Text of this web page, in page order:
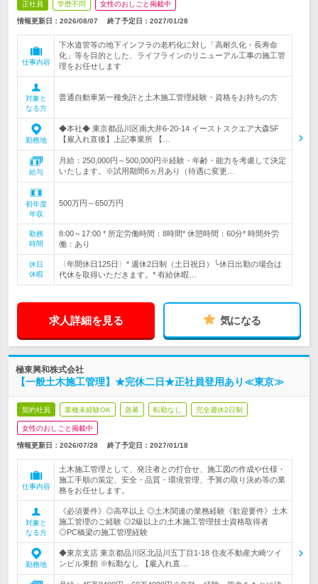
正社員 学歴不問 女性のおしごと掲載中
情報更新日：2026/08/07 終了予定日： 2027/01/28
仕事内容
下水道管等の地下インフラの老朽化に対し「高耐久化・長寿命
化」等を目的とした、ライフラインのリニューアル工事の施工管
理をお任せします
対象と
なる方
普通自動車第一種免許と土木施工管理経験・資格をお持ちの方
勤務地
◆本社◆ 東京都品川区南大井6-20-14 イーストスクエア大森5F
【雇入れ直後】上記事業所 【…
給与
月給：250,000円～500,000円※経験・年齢・能力を考慮して決定
いたします。※試用期間6ヵ月あり（待遇に変更…
初年度
年収
500万円～650万円
勤務
時間
8:00～17:00 * 所定労働時間：8時間* 休憩時間：60分* 時間外労
働：あり
休日
休暇
〈年間休日125日〉* 週休2日制（土日祝日）└休日出勤の場合は
代休を取得いただきます。* 有給休暇…
求人詳細を見る 気になる
極東興和株式会社
【一般土木施工管理】★完休二日★正社員登用あり≪東京≫
契約社員 業種未経験OK 急募 転勤なし 完全週休2日制
女性のおしごと掲載中
情報更新日：2026/07/28 終了予定日： 2027/01/18
仕事内容
土木施工管理として、発注者との打合せ、施工図の作成や仕様・
施工手順の策定、安全・品質・環境管理、予算の取り決め等の業
務をお任せします。
対象と
なる方
《必須要件》◎高卒以上 ◎土木関連の業務経験《歓迎要件》土木
施工管理のご経験 ◎2級以上の土木施工管理技士資格取得者
◎PC橋梁の施工管理経験
勤務地
◆東京支店 東京都品川区北品川五丁目1-18 住友不動産大崎ツイ
ンビル東館 ※転勤なし 【雇入れ直…